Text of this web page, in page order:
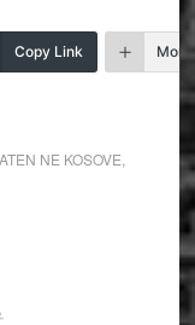
Copy Link More
NE KOSOVE